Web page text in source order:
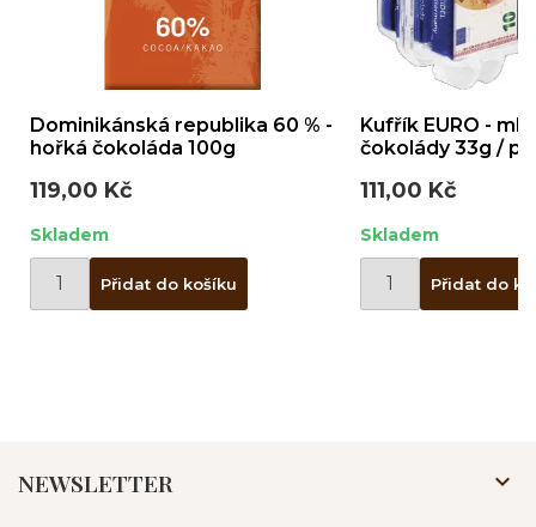
Dominikánská republika 60 % -
hořká čokoláda 100g
119,00 Kč
Skladem
Přidat do košíku
Kufřík EURO -
čokolády 33g /
111,00 Kč
Skladem
Přidat do
NEWSLETTER 